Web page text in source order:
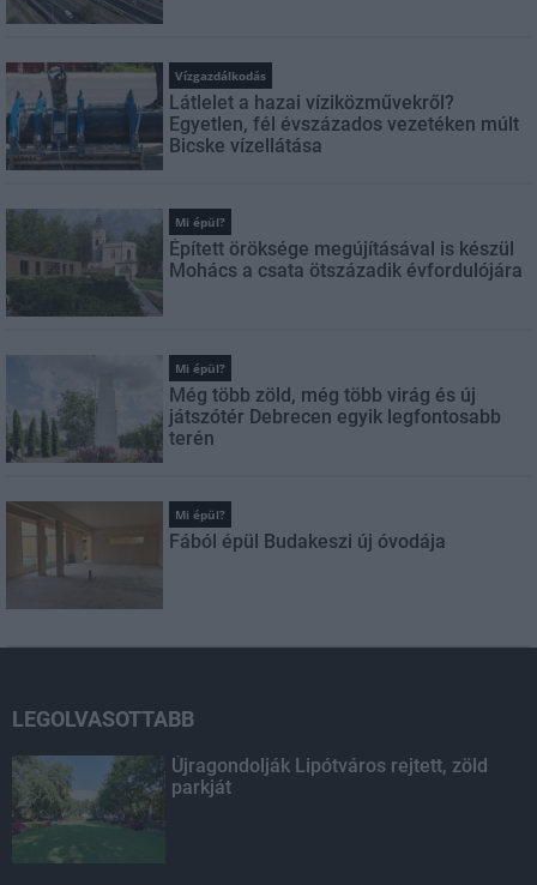
Vízgazdálkodás
Látlelet a hazai víziközművekről?
Egyetlen, fél évszázados vezetéken múlt
Bicske vízellátása
Mi épül?
Épített öröksége megújításával is készül
Mohács a csata ötszázadik évfordulójára
Mi épül?
Még több zöld, még több virág és új
játszótér Debrecen egyik legfontosabb
terén
Mi épül?
Fából épül Budakeszi új óvodája
LEGOLVASOTTABB
Újragondolják Lipótváros rejtett, zöld
parkját